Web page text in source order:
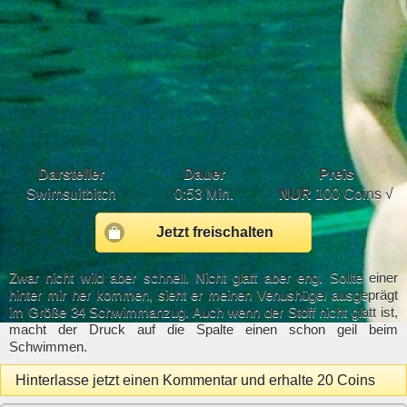
Darsteller Dauer
Preis
Swimsuitbitch
0:53 Min. NUR 100 Coins √
Jetzt freischalten
Zwar nicht wild aber schnell. Nicht glatt aber eng. Sollte einer
hinter mir her kommen, sieht er meinen Venushügel ausgeprägt
im Größe 34 Schwimmanzug. Auch wenn der Stoff nicht glatt ist,
macht der Druck auf die Spalte einen schon geil beim
Schwimmen.
Hinterlasse jetzt einen Kommentar und erhalte 20 Coins